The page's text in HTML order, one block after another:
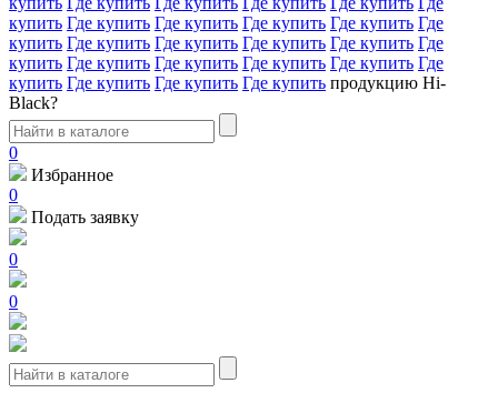
купить Где купить Где купить Где купить Где купить Где
купить Где купить Где купить Где купить Где купить Где
купить Где купить Где купить Где купить Где купить Где
купить Где купить Где купить Где купить продукцию Hi-
Black?
0
Избранное
0
Подать заявку
0
0